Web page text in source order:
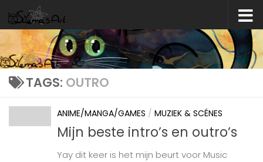
Skip to content
TAGS: OUTRO
ANIME/MANGA/GAMES / MUZIEK & SCÉNES
Mijn beste intro’s en outro’s
Yay dit keer is het mijn beurt voor Music